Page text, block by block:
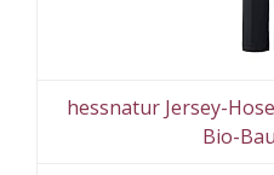
hessnatur Jersey-
Bio-